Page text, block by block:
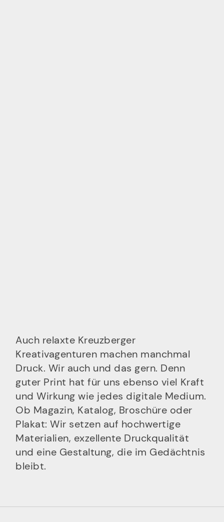
Auch relaxte Kreuzberger
Kreativagenturen machen manchmal
Druck. Wir auch und das gern. Denn
guter Print hat für uns ebenso viel Kraft
und Wirkung wie jedes digitale Medium.
Ob Magazin, Katalog, Broschüre oder
Plakat: Wir setzen auf hochwertige
Materialien, exzellente Druckqualität
und eine Gestaltung, die im Gedächtnis
bleibt.